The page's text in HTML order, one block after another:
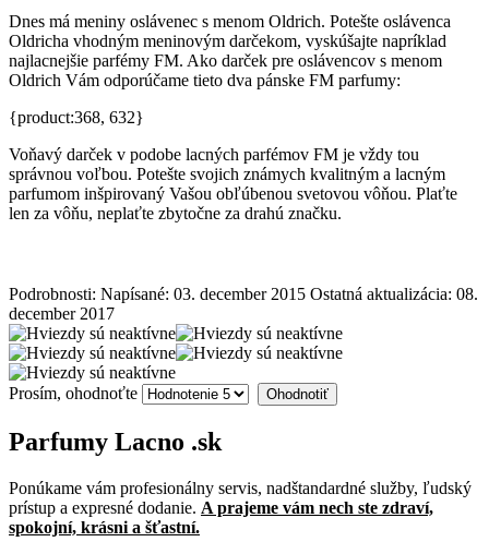
Dnes má meniny oslávenec s menom Oldrich. Potešte oslávenca
Oldricha vhodným meninovým darčekom, vyskúšajte napríklad
najlacnejšie parfémy FM. Ako darček pre oslávencov s menom
Oldrich Vám odporúčame tieto dva pánske FM parfumy:
{product:368, 632}
Voňavý darček v podobe lacných parfémov FM je vždy tou
správnou voľbou. Potešte svojich známych kvalitným a lacným
parfumom inšpirovaný Vašou obľúbenou svetovou vôňou. Plaťte
len za vôňu, neplaťte zbytočne za drahú značku.
Podrobnosti: Napísané: 03. december 2015 Ostatná aktualizácia: 08.
december 2017
Prosím, ohodnoťte
Parfumy Lacno .sk
Ponúkame vám profesionálny servis, nadštandardné služby, ľudský
prístup a expresné dodanie. A prajeme vám nech ste zdraví,
spokojní, krásni a šťastní.